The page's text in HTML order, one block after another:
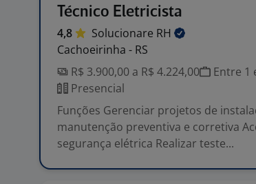
Técnico Eletricista
4,8 Solucionare RH
Cachoeirinha - RS
R$ 3.900,00 a R$ 4.224,00
Entre 1
Presencial
Funções Gerenciar projetos de
manutenção preventiva e corretiva
segurança elétrica Realizar teste...